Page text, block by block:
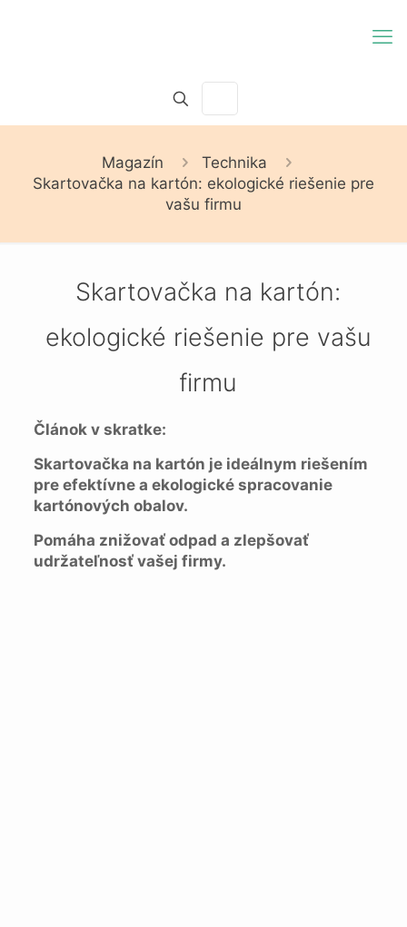
Magazín
Technika
Skartovačka na kartón: ekologické riešenie pre
vašu firmu
Skartovačka na kartón:
ekologické riešenie pre vašu
firmu
Článok v skratke:
Skartovačka na kartón je ideálnym riešením
pre efektívne a ekologické spracovanie
kartónových obalov.
Pomáha znižovať odpad a zlepšovať
udržateľnosť vašej firmy.